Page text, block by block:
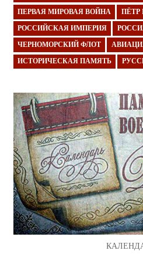
ПЕРВАЯ МИРОВАЯ ВОЙНА ПЁТР
РОССИЙСКАЯ ИМПЕРИЯ
ЧЕРНОМОРСКИЙ ФЛОТ
ИСТОРИЧЕСКАЯ ПАМЯТЬ